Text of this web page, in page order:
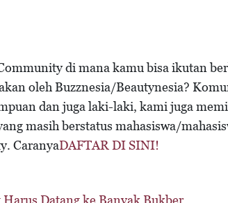
di mana kamu bisa ikutan
oleh Buzznesia/Beautynesia?
dan juga laki-laki, kami juga
masih berstatus mahasiswa/
CaranyaDAFTAR DI SINI!